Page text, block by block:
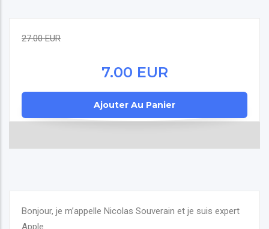
27.00 EUR
7.00 EUR
Bonjour, je m’appelle Nicolas Souverain et je suis expert
Apple.